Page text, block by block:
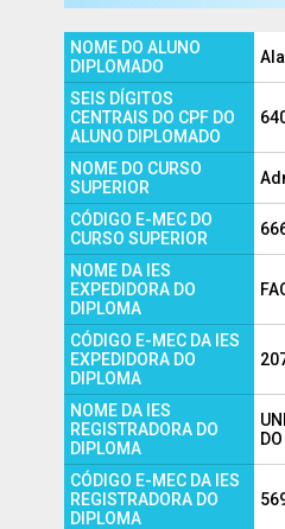
NOME DO ALUNO
DIPLOMADO
SEIS DÍGITOS
CENTRAIS DO CPF DO
ALUNO DIPLOMADO
NOME DO CURSO
SUPERIOR
CÓDIGO E-MEC DO
CURSO SUPERIOR
NOME DA IES
EXPEDIDORA DO
DIPLOMA
CÓDIGO E-MEC DA IES
EXPEDIDORA DO
DIPLOMA
NOME DA IES
REGISTRADORA DO
DIPLOMA
CÓDIGO E-MEC DA IES
REGISTRADORA DO
DIPLOMA